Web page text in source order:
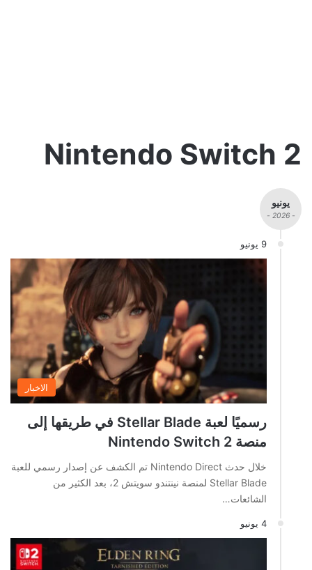
2 Nintendo Switch
يونيو
- 2026 -
9 يونيو
الاخبار
رسميًا لعبة Stellar Blade في طريقها إلى
منصة Nintendo Switch 2
خلال حدث Nintendo Direct تم الكشف عن إصدار رسمي للعبة
Stellar Blade لمنصة نينتندو سويتش 2، بعد الكثير من
الشائعات…
4 يونيو